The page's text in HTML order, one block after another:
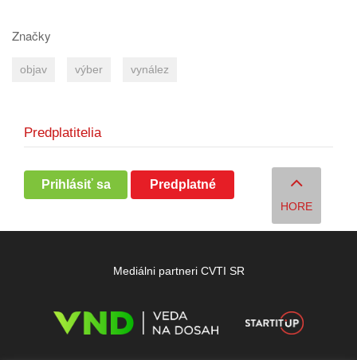
Značky
objav výber vynález
Predplatitelia
Prihlásiť sa Predplatné
HORE
Mediálni partneri CVTI SR